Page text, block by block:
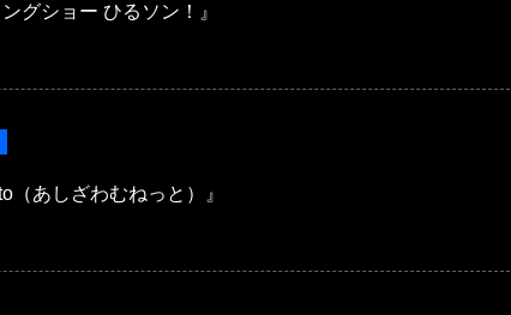
グショー ひるソン！』
（あしざわむねっと）』